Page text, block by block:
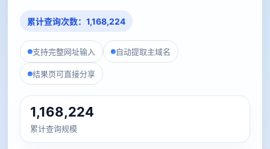
累计查询次数：1,168,224
支持完整网址输入 自动提取主域名
结果页可直接分享
1,168,224
累计查询规模